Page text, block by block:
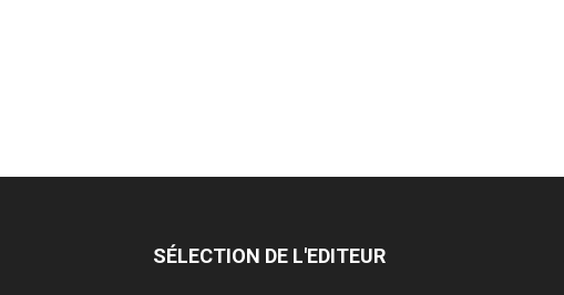
SÉLECTION DE L'EDITEUR